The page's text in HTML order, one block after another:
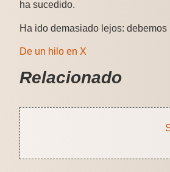
ha sucedido.
Ha ido demasiado lejos:
De un hilo en X
Relacionado